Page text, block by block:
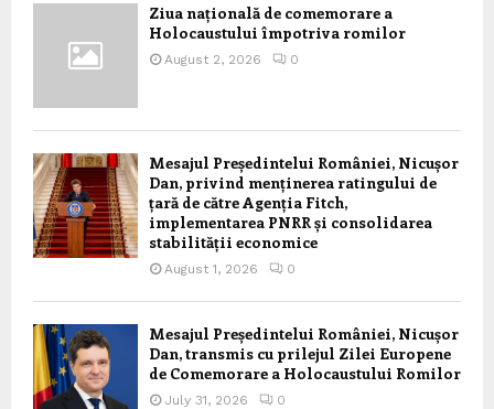
Ziua națională de comemorare a
Holocaustului împotriva romilor
August 2, 2026 0
Mesajul Președintelui României, Nicușor
Dan, privind menținerea ratingului de
țară de către Agenția Fitch,
implementarea PNRR și consolidarea
stabilității economice
August 1, 2026 0
Mesajul Președintelui României, Nicușor
Dan, transmis cu prilejul Zilei Europene
de Comemorare a Holocaustului Romilor
July 31, 2026 0